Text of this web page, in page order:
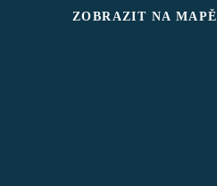
ZOBRAZIT NA MAPĚ